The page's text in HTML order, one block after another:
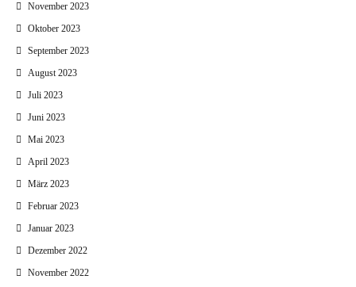
November 2023
Oktober 2023
September 2023
August 2023
Juli 2023
Juni 2023
Mai 2023
April 2023
März 2023
Februar 2023
Januar 2023
Dezember 2022
November 2022